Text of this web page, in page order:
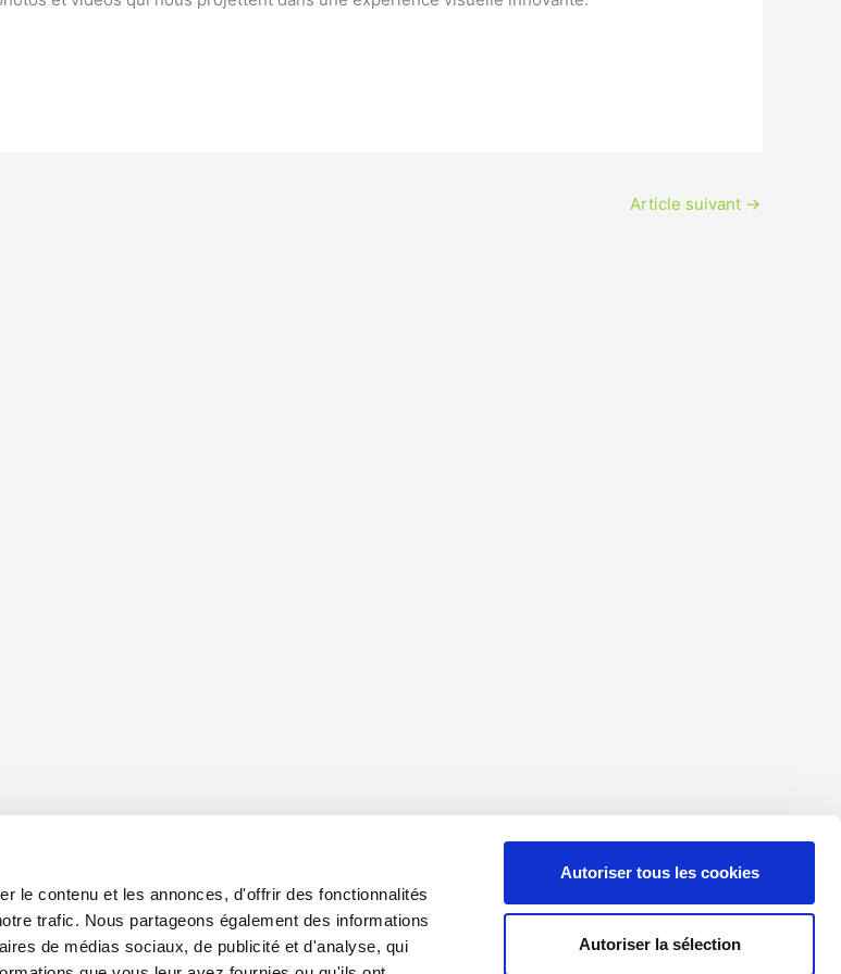
le contenu et les annonces, d'offrir des fonctionnalités
trafic. Nous partageons également des informations
de médias sociaux, de publicité et d'analyse, qui
Autoriser tous les cookies
Autoriser la sélection
Article suivant →